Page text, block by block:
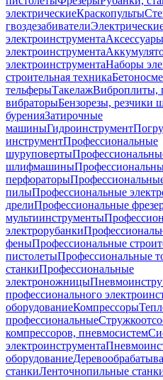
электрическиеКраскопульты
гвоздезабиватели
электроинструмента
электроинструмента
электроинструментаНаборы
строительная техника
тельферыТакелажВиброплиты,
вибраторыБензорезы, резчики
буренияЗатирочные
машиныГидроинструмент
инструментПрофессиональные
шуруповерты
шлифмашины
перфораторы
пилыПрофессиональные
дрелиПрофессиональные
мультиинструменты
электрорубанки
феныПрофессиональные
пистолетыПрофессиональные
станкиПрофессиональные
электроножницы
профессионального
оборудованиеКомпрессоры
профессиональные
компрессоров, пневмосистем
электроинструмента
оборудование
станкиЛенточнопильные